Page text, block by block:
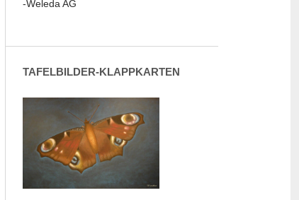
-Weleda AG
TAFELBILDER-KLAPPKARTEN